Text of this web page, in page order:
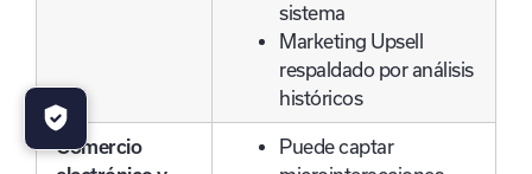
sistema
Marketing Upsell
respaldado por análisis
históricos
Comercio
Puede captar